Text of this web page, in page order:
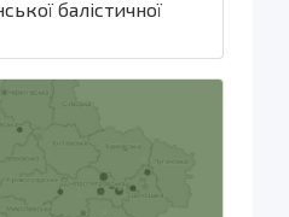
балістичної